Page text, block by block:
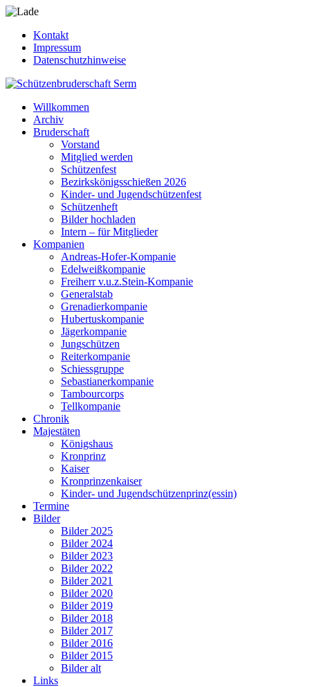
Kontakt
Impressum
Datenschutzhinweise
Willkommen
Archiv
Bruderschaft
Vorstand
Mitglied werden
Schützenfest
Bezirkskönigsschießen 2026
Kinder- und Jugendschützenfest
Schützenheft
Bilder hochladen
Intern – für Mitglieder
Kompanien
Andreas-Hofer-Kompanie
Edelweißkompanie
Freiherr v.u.z.Stein-Kompanie
Generalstab
Grenadierkompanie
Hubertuskompanie
Jägerkompanie
Jungschützen
Reiterkompanie
Schiessgruppe
Sebastianerkompanie
Tambourcorps
Tellkompanie
Chronik
Majestäten
Königshaus
Kronprinz
Kaiser
Kronprinzenkaiser
Kinder- und Jugendschützenprinz(essin)
Termine
Bilder
Bilder 2025
Bilder 2024
Bilder 2023
Bilder 2022
Bilder 2021
Bilder 2020
Bilder 2019
Bilder 2018
Bilder 2017
Bilder 2016
Bilder 2015
Bilder alt
Links